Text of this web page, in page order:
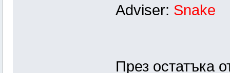
Adviser: Snake
През остатъка